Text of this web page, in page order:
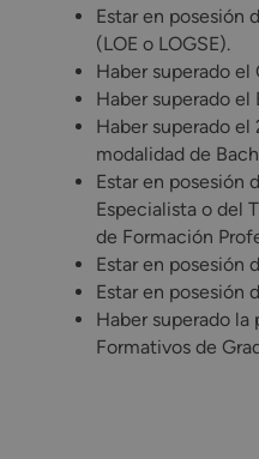
Estar en posesión
(LOE o LOGSE).
Haber superado el
Haber superado el
Haber superado el
modalidad de
Estar en posesión
Especialista o del
de Formación
Estar en posesión
Estar en posesión
Haber superado la
Formativos de